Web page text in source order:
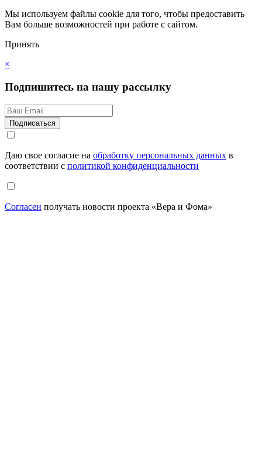
Мы используем файлы cookie для того, чтобы предоставить
Вам больше возможностей при работе с сайтом.
Принять
×
Подпишитесь на нашу рассылку
Даю свое согласие на обработку персональных данных в
соответствии с политикой конфиденциальности
Согласен получать новости проекта «Вера и Фома»